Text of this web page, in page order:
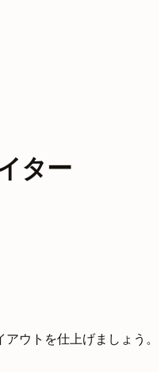
ター
ウトを仕上げましょう。